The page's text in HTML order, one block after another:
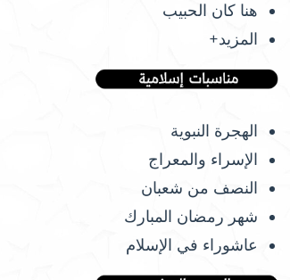
هنا كان الحبيب
المزيد+
الهجرة النبوية
الإسراء والمعراج
النصف من شعبان
شهر رمضان المبارك
عاشوراء في الإسلام